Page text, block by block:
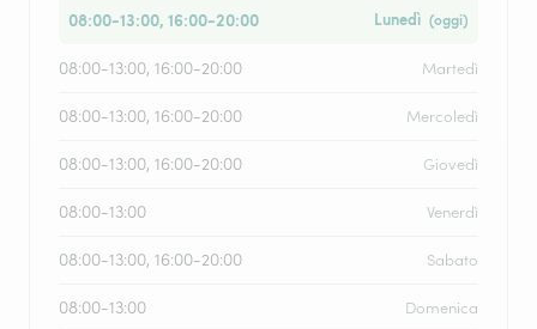
08:00-13:00, 16:00-20:00 Lunedì (oggi)
08:00-13:00, 16:00-20:00 Martedì
08:00-13:00, 16:00-20:00 Mercoledì
08:00-13:00, 16:00-20:00 Giovedì
08:00-13:00 Venerdì
08:00-13:00, 16:00-20:00 Sabato
08:00-13:00 Domenica